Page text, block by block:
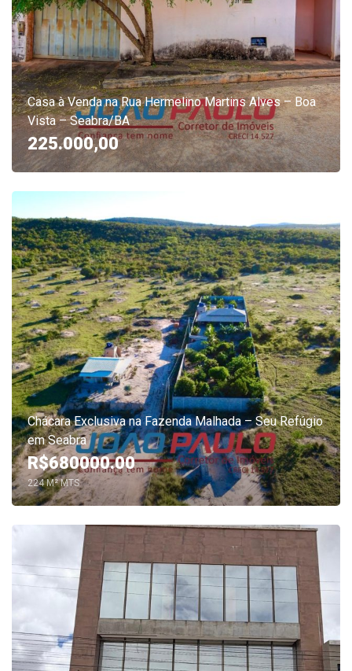
Casa à Venda na Rua Hermelino Martins Alves – Boa
Vista – Seabra/BA
225.000,00
Chácara Exclusiva na Fazenda Malhada – Seu Refúgio
em Seabra
R$680000.00
224 M² MTS